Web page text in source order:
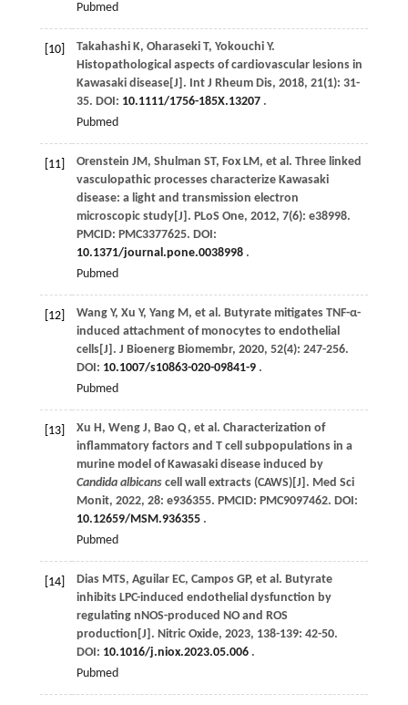
Pubmed
[10] Takahashi K, Oharaseki T, Yokouchi Y.
Histopathological aspects of cardiovascular lesions in
Kawasaki disease[J]. Int J Rheum Dis, 2018, 21(1): 31-
35. DOI: 10.1111/1756-185X.13207.
Pubmed
[11] Orenstein JM, Shulman ST, Fox LM, et al. Three linked
vasculopathic processes characterize Kawasaki
disease: a light and transmission electron
microscopic study[J]. PLoS One, 2012, 7(6): e38998.
PMCID: PMC3377625. DOI:
10.1371/journal.pone.0038998.
Pubmed
[12] Wang Y, Xu Y, Yang M, et al. Butyrate mitigates TNF-α-
induced attachment of monocytes to endothelial
cells[J]. J Bioenerg Biomembr, 2020, 52(4): 247-256.
DOI: 10.1007/s10863-020-09841-9.
Pubmed
[13] Xu H, Weng J, Bao Q, et al. Characterization of
inflammatory factors and T cell subpopulations in a
murine model of Kawasaki disease induced by
Candida albicanscell wall extracts (CAWS)[J]. Med Sci
Monit, 2022, 28: e936355. PMCID: PMC9097462. DOI:
10.12659/MSM.936355.
Pubmed
[14] Dias MTS, Aguilar EC, Campos GP, et al. Butyrate
inhibits LPC-induced endothelial dysfunction by
regulating nNOS-produced NO and ROS
production[J]. Nitric Oxide, 2023, 138-139: 42-50.
DOI: 10.1016/j.niox.2023.05.006.
Pubmed